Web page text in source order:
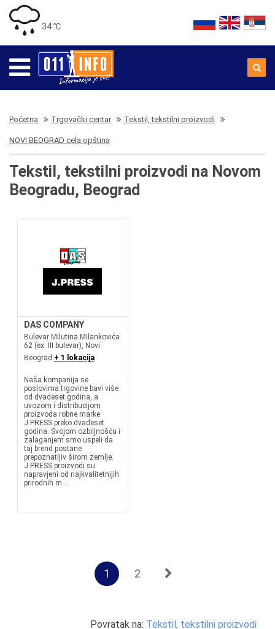
34 ℃
Početna Trgovački centar Tekstil, tekstilni proizvodi
NOVI BEOGRAD cela opština
Tekstil, tekstilni proizvodi na Novom
Beogradu, Beograd
DAS COMPANY
Bulevar Milutina Milankovića
62 (ex. III bulevar), Novi
Beograd + 1 lokacija
Naša kompanija se
poslovima trgovine bavi više
od dvadeset godina, a
uvozom i distribucijom
proizvoda robne marke
J.PRESS preko dvadeset
godina. Svojom ozbiljnošću i
zalaganjem smo uspeli da
taj brend postane
prepoznatljiv širom zemlje.
J.PRESS proizvodi su
napravjeni od najkvalitetnijih
prirodnih m...
1 2
Povratak na: Tekstil, tekstilni proizvodi